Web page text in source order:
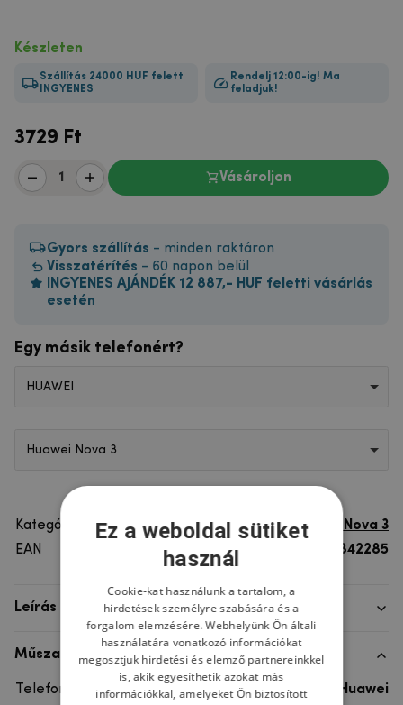
Készleten
Szállítás 24000 HUF felett
INGYENES
Rendelj 12:00-ig! Ma
feladjuk!
3729 Ft
Vásároljon
Gyors szállítás - minden raktáron
Visszatérítés - 60 napon belül
INGYENES AJÁNDÉK 12 887,- HUF feletti vásárlás
esetén
Egy másik telefonért?
HUAWEI
Huawei Nova 3
Kategória
Huawei Nova 3
EAN
8596579842285
Leírás
Műszaki adatok
Telefon márka
Huawei
Ez a weboldal sütiket
használ
Cookie-kat használunk a tartalom, a
hirdetések személyre szabására és a
forgalom elemzésére. Webhelyünk Ön általi
használatára vonatkozó információkat
megosztjuk hirdetési és elemző partnereinkkel
is, akik egyesíthetik azokat más
információkkal, amelyeket Ön biztosított